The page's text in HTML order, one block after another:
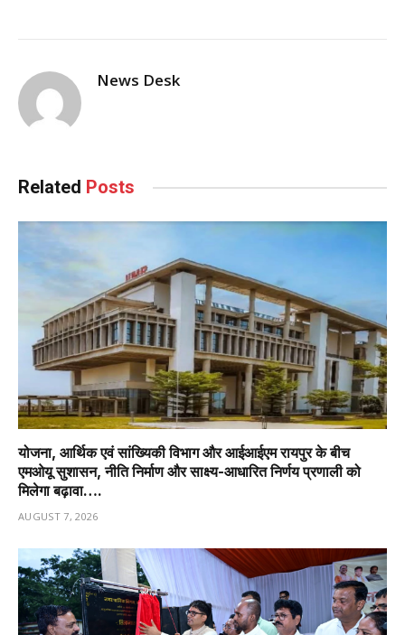
News Desk
Related Posts
योजना, आर्थिक एवं सांख्यिकी विभाग और आईआईएम रायपुर के बीच
एमओयू सुशासन, नीति निर्माण और साक्ष्य-आधारित निर्णय प्रणाली को
मिलेगा बढ़ावा….
AUGUST 7, 2026